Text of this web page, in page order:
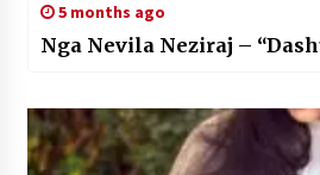
5 months ago
Nga Nevila